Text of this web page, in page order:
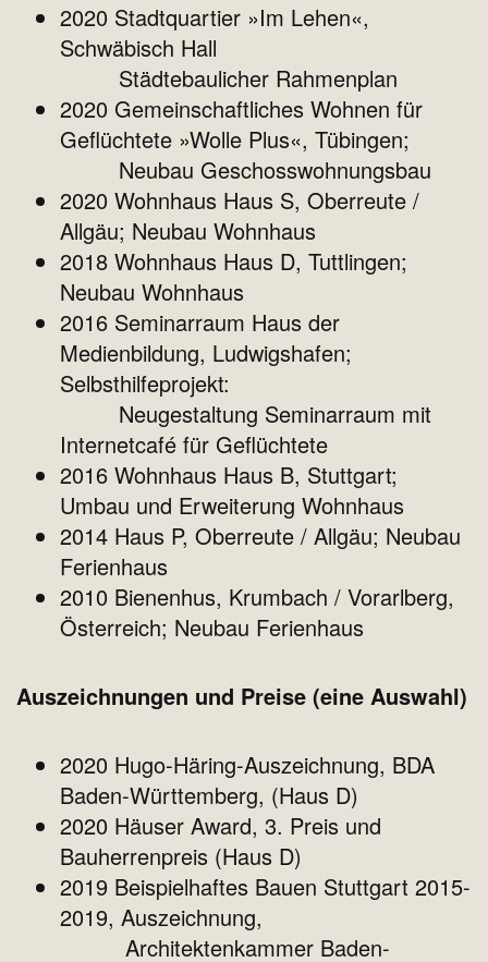
2020 Stadtquartier »Im Lehen«,
Schwäbisch Hall
Städtebaulicher Rahmenplan
2020 Gemeinschaftliches Wohnen für
Geflüchtete »Wolle Plus«, Tübingen;
Neubau Geschosswohnungsbau
2020 Wohnhaus Haus S, Oberreute /
Allgäu; Neubau Wohnhaus
2018 Wohnhaus Haus D, Tuttlingen;
Neubau Wohnhaus
2016 Seminarraum Haus der
Medienbildung, Ludwigshafen;
Selbsthilfeprojekt:
Neugestaltung Seminarraum mit
Internetcafé für Geflüchtete
2016 Wohnhaus Haus B, Stuttgart;
Umbau und Erweiterung Wohnhaus
2014 Haus P, Oberreute / Allgäu; Neubau
Ferienhaus
2010 Bienenhus, Krumbach / Vorarlberg,
Österreich; Neubau Ferienhaus
Auszeichnungen und Preise (eine Auswahl)
2020 Hugo-Häring-Auszeichnung, BDA
Baden-Württemberg, (Haus D)
2020 Häuser Award, 3. Preis und
Bauherrenpreis (Haus D)
2019 Beispielhaftes Bauen Stuttgart 2015-
2019, Auszeichnung,
Architektenkammer Baden-